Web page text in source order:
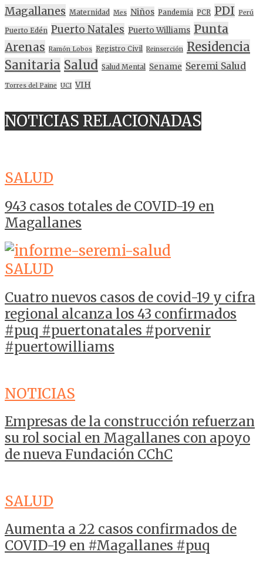
Magallanes Maternidad Mes Niños Pandemia PCR PDI Perú
Puerto Edén Puerto Natales Puerto Williams Punta
Arenas Ramón Lobos Registro Civil Reinserción Residencia
Sanitaria Salud Salud Mental Sename Seremi Salud
Torres del Paine UCI VIH
NOTICIAS RELACIONADAS
SALUD
943 casos totales de COVID-19 en
Magallanes
SALUD
Cuatro nuevos casos de covid-19 y cifra
regional alcanza los 43 confirmados
#puq #puertonatales #porvenir
#puertowilliams
NOTICIAS
Empresas de la construcción refuerzan
su rol social en Magallanes con apoyo
de nueva Fundación CChC
SALUD
Aumenta a 22 casos confirmados de
COVID-19 en #Magallanes #puq